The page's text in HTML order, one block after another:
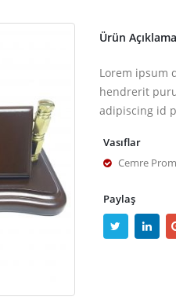
Ürün
Lorem ipsum
hendrerit
adipiscing id
Vasıflar
Cemre
Paylaş